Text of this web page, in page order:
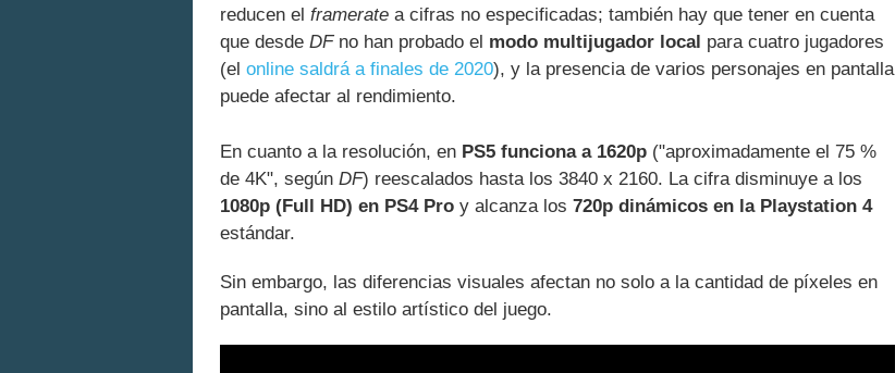
reducen el framerate a cifras no especificadas; también hay que tener en cuenta
que desde DFno han probado el modo multijugador local para cuatro jugadores
(el online saldrá a finales de 2020), y la presencia de varios personajes en pantalla
puede afectar al rendimiento.
En cuanto a la resolución, en PS5 funciona a 1620p ("aproximadamente el 75 %
de 4K", según DF) reescalados hasta los 3840 x 2160. La cifra disminuye a los
1080p (Full HD) en PS4 Pro y alcanza los 720p dinámicos en la Playstation 4
estándar.
Sin embargo, las diferencias visuales afectan no solo a la cantidad de píxeles en
pantalla, sino al estilo artístico del juego.